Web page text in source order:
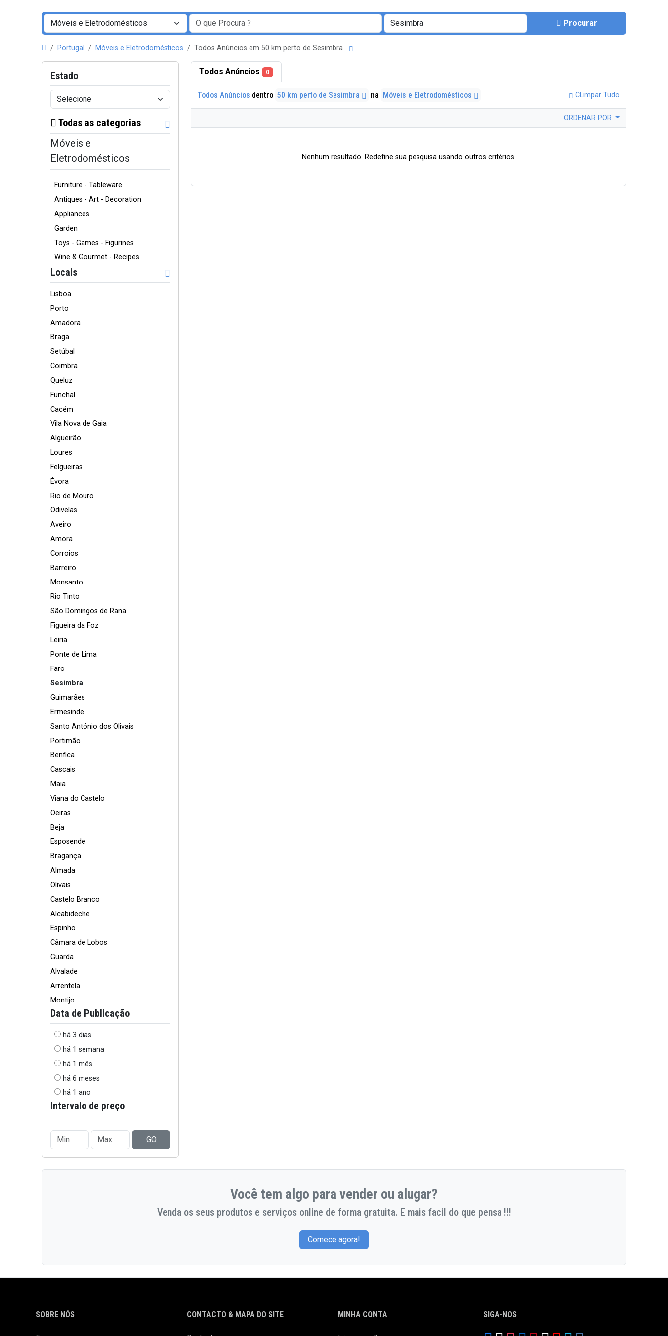
Procurar
Portugal Móveis e Eletrodomésticos Todos Anúncios em 50 km perto de Sesimbra
Estado
Todas as categorias
Móveis e
Eletrodomésticos
Furniture - Tableware
Antiques - Art - Decoration
Appliances
Garden
Toys - Games - Figurines
Wine & Gourmet - Recipes
Locais
Lisboa
Porto
Amadora
Braga
Setúbal
Coimbra
Queluz
Funchal
Cacém
Vila Nova de Gaia
Algueirão
Loures
Felgueiras
Évora
Rio de Mouro
Odivelas
Aveiro
Amora
Corroios
Barreiro
Monsanto
Rio Tinto
São Domingos de Rana
Figueira da Foz
Leiria
Ponte de Lima
Faro
Sesimbra
Guimarães
Ermesinde
Santo António dos Olivais
Portimão
Benfica
Cascais
Maia
Viana do Castelo
Oeiras
Beja
Esposende
Bragança
Almada
Olivais
Castelo Branco
Alcabideche
Espinho
Câmara de Lobos
Guarda
Alvalade
Arrentela
Montijo
Data de Publicação
há 3 dias
há 1 semana
há 1 mês
há 6 meses
há 1 ano
Intervalo de preço
GO
Todos Anúncios 0
Todos Anúncios dentro 50 km perto de Sesimbra na Móveis e Eletrodomésticos CLimpar Tudo
ORDENAR POR
Nenhum resultado. Redefine sua pesquisa usando outros critérios.
Você tem algo para vender ou alugar?
Venda os seus produtos e serviços online de forma gratuita. E mais facil do que pensa !!!
Comece agora!
SOBRE NÓS CONTACTO & MAPA DO SITE MINHA CONTA SIGA-NOS